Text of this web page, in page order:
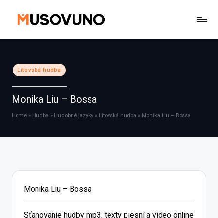
Posted
in
Litovská hudba
Monika Liu – Bossa
Home » Hudba » Hudobné jazyky » Litovská hudba » Monika Liu – Bossa
Monika Liu – Bossa
Sťahovanie hudby mp3, texty piesní a video online